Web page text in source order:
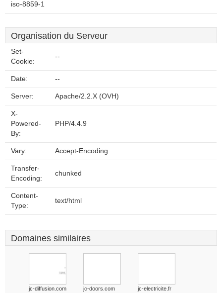
iso-8859-1
Organisation du Serveur
Set-
Cookie:
--
Date: --
Server: Apache/2.2.X (OVH)
X-
Powered-
By:
PHP/4.4.9
Vary: Accept-Encoding
Transfer-
Encoding:
chunked
Content-
Type:
text/html
Domaines similaires
jc-diffusion.com jc-doors.com jc-electricite.fr